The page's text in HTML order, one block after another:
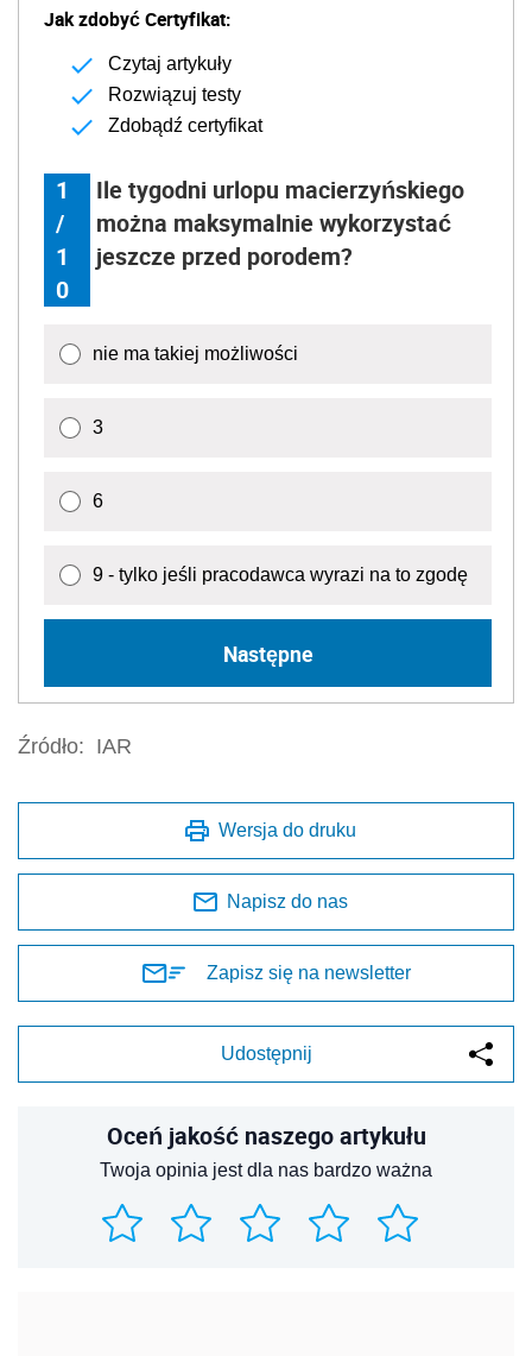
Jak zdobyć Certyfikat:
Czytaj artykuły
Rozwiązuj testy
Zdobądź certyfikat
1
/
1
0
Ile tygodni urlopu macierzyńskiego
można maksymalnie wykorzystać
jeszcze przed porodem?
nie ma takiej możliwości
3
6
9 - tylko jeśli pracodawca wyrazi na to zgodę
Następne
Źródło: IAR
Wersja do druku
Napisz do nas
Zapisz się na newsletter
Udostępnij
Oceń jakość naszego artykułu
Twoja opinia jest dla nas bardzo ważna